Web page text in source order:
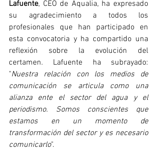
Lafuente, CEO de Aqualia, ha expresado
su agradecimiento a todos los
profesionales que han participado en
esta convocatoria y ha compartido una
reflexión sobre la evolución del
certamen. Lafuente ha subrayado:
"Nuestra relación con los medios de
comunicación se articula como una
alianza ente el sector del agua y el
periodismo. Somos conscientes que
estamos en un momento de
transformación del sector y es necesario
comunicarlo".